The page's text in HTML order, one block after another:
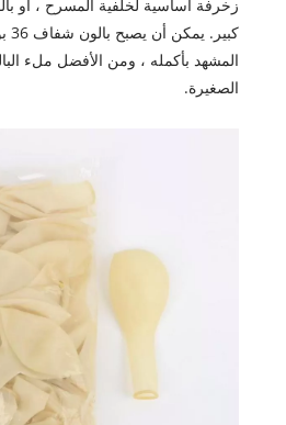
زخرفة أساسية لخلفية المسرح ، أو
المشهد بأكمله ، ومن الأفضل ملء
الصغيرة.